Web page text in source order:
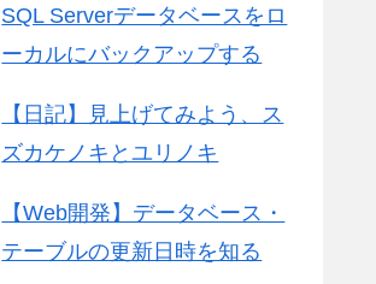
SQL Serverデータベースをロ
ーカルにバックアップする
【日記】見上げてみよう、ス
ズカケノキとユリノキ
【Web開発】データベース・
テーブルの更新日時を知る